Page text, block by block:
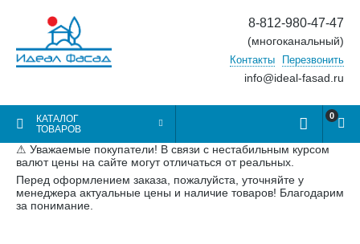
8-812-980-47-47
(многоканальный)
Контакты Перезвонить
info@ideal-fasad.ru
КАТАЛОГ
ТОВАРОВ
0
⚠ Уважаемые покупатели! В связи с нестабильным курсом
валют цены на сайте могут отличаться от реальных.
Перед оформлением заказа, пожалуйста, уточняйте у
менеджера актуальные цены и наличие товаров! Благодарим
за понимание.